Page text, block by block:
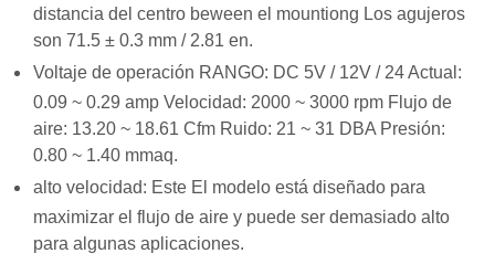
distancia del centro beween el mountiong Los agujeros
son 71.5 ± 0.3 mm / 2.81 en.
Voltaje de operación RANGO: DC 5V / 12V / 24 Actual:
0.09 ~ 0.29 amp Velocidad: 2000 ~ 3000 rpm Flujo de
aire: 13.20 ~ 18.61 Cfm Ruido: 21 ~ 31 DBA Presión:
0.80 ~ 1.40 mmaq.
alto velocidad: Este El modelo está diseñado para
maximizar el flujo de aire y puede ser demasiado alto
para algunas aplicaciones.